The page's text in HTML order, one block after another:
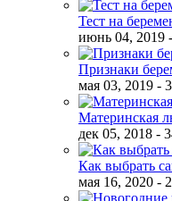
Тест на
июнь 04, 2019
Признаки
мая 03, 2019 -
Материнская
дек 05, 2018 -
Как выбрать
мая 16, 2020 -